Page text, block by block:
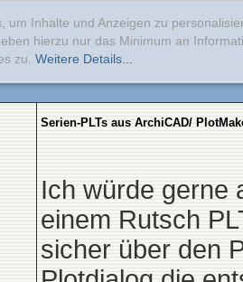
um Inhalte und Anzeigen zu
hierzu nur das Minimum an
zu. Weitere Details...
Serien-PLTs aus ArchiCAD/
Ich würde gerne
einem Rutsch
sicher über den